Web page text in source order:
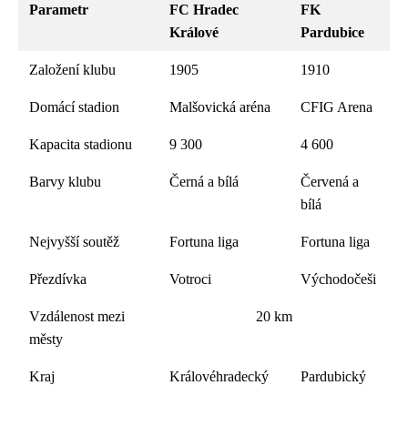
Parametr
FC Hradec
Králové
FK
Pardubice
Založení klubu 1905 1910
Domácí stadion Malšovická aréna CFIG Arena
Kapacita stadionu 9 300 4 600
Barvy klubu Černá a bílá
Červená a
bílá
Nejvyšší soutěž Fortuna liga Fortuna liga
Přezdívka Votroci Východočeši
Vzdálenost mezi
městy
20 km
Kraj Královéhradecký Pardubický